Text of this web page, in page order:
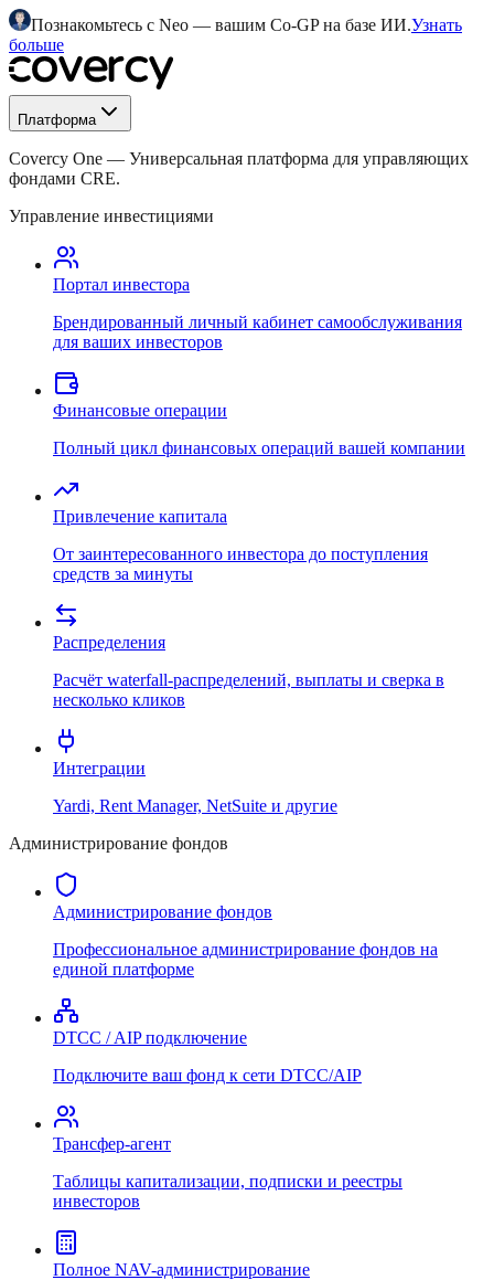
Познакомьтесь с Neo — вашим Co-GP на базе ИИ.Узнать
больше
Платформа
Covercy One — Универсальная платформа для управляющих
фондами CRE.
Управление инвестициями
Портал инвестора
Брендированный личный кабинет самообслуживания
для ваших инвесторов
Финансовые операции
Полный цикл финансовых операций вашей компании
Привлечение капитала
От заинтересованного инвестора до поступления
средств за минуты
Распределения
Расчёт waterfall-распределений, выплаты и сверка в
несколько кликов
Интеграции
Yardi, Rent Manager, NetSuite и другие
Администрирование фондов
Администрирование фондов
Профессиональное администрирование фондов на
единой платформе
DTCC / AIP подключение
Подключите ваш фонд к сети DTCC/AIP
Трансфер-агент
Таблицы капитализации, подписки и реестры
инвесторов
Полное NAV-администрирование